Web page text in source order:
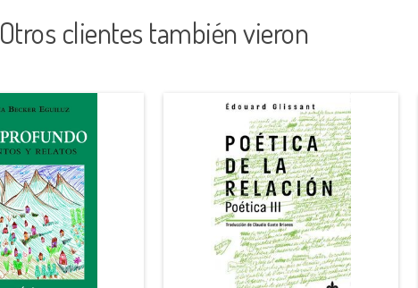
Otros clientes también vieron